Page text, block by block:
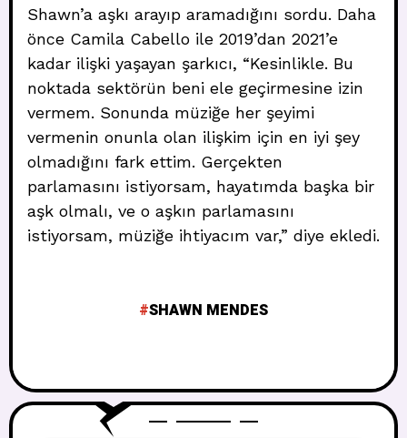
Shawn’a aşkı arayıp aramadığını sordu. Daha
önce Camila Cabello ile 2019’dan 2021’e
kadar ilişki yaşayan şarkıcı, “Kesinlikle. Bu
noktada sektörün beni ele geçirmesine izin
vermem. Sonunda müziğe her şeyimi
vermenin onunla olan ilişkim için en iyi şey
olmadığını fark ettim. Gerçekten
parlamasını istiyorsam, hayatımda başka bir
aşk olmalı, ve o aşkın parlamasını
istiyorsam, müziğe ihtiyacım var,” diye ekledi.
SHAWN MENDES